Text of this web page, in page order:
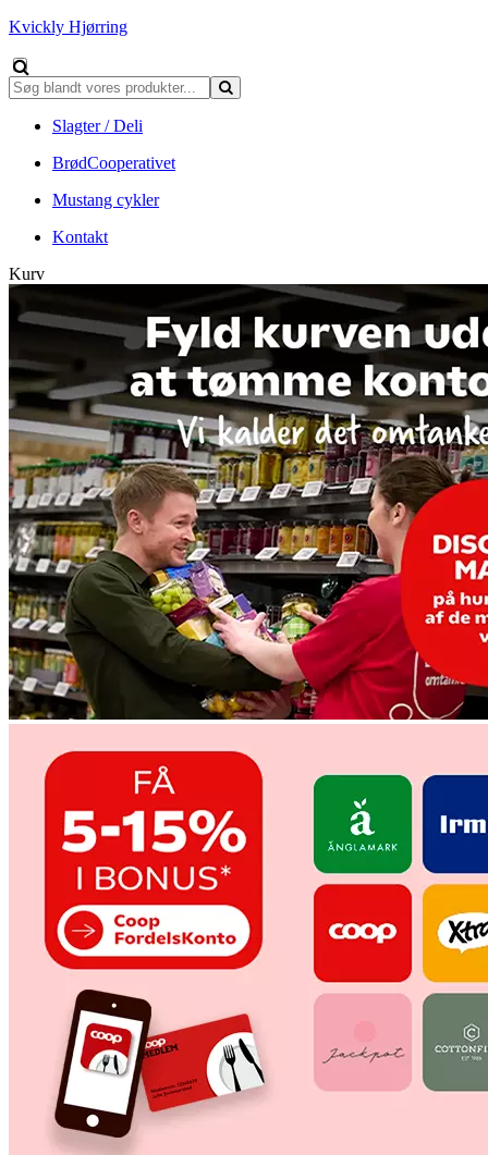
Kvickly Hjørring
Slagter / Deli
BrødCooperativet
Mustang cykler
Kontakt
Kurv